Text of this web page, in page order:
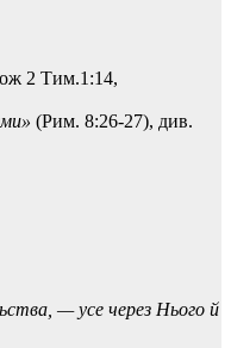
2 Тим.1:14,
(Рим. 8:26-27), див.
— усе через Нього й